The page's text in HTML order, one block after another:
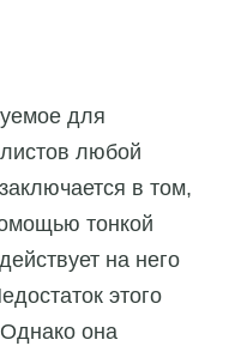
для
любой
в том,
тонкой
на него
этого
она